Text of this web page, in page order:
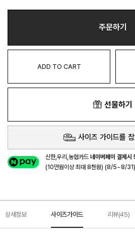
주문하기
ADD TO CART
선물하기
사이즈 가이드를
신한,우리,농협카드네이버페이 결제
(10만원이상 최대 8천원) (8/5~8/31)
상세정보 사이즈가이드 리뷰(45)